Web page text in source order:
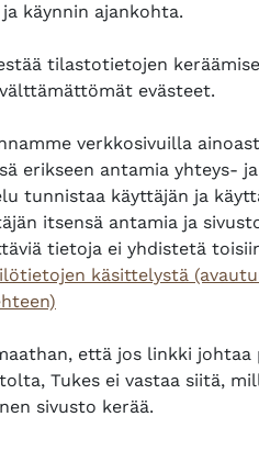
käynnin ajankohta.
tilastotietojen
evästeet.
verkkosivuilla
erikseen antamia yhteys-
tunnistaa käyttäjän ja
itsensä antamia ja
tietoja ei yhdistetä
käsittelystä
että jos linkki johtaa
Tukes ei vastaa siitä,
sivusto kerää.